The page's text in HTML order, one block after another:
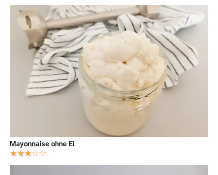
Mayonnaise ohne Ei